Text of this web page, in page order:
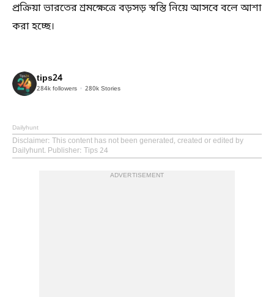
প্রক্রিয়া ভারতের শ্রমক্ষেত্রে বড়সড় স্বস্তি নিয়ে আসবে বলে আশা
করা হচ্ছে।
tips24
284k followers 280k Stories
Dailyhunt
Disclaimer: This content has not been generated, created or edited by
Dailyhunt. Publisher: Tips 24
ADVERTISEMENT